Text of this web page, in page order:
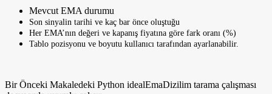
Mevcut EMA durumu
Son sinyalin tarihi ve kaç bar önce oluştuğu
Her EMA’nın değeri ve kapanış fiyatına göre fark oranı (%)
Tablo pozisyonu ve boyutu kullanıcı tarafından ayarlanabilir.
Bir Önceki Makaledeki Python idealEmaDizilim tarama çalışması